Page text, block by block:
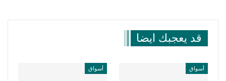
Telegram
قد يعجبك ايضا
أسواق أسواق